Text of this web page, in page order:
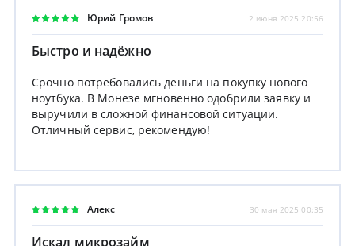
Юрий Громов 2 июня 2025 20:56
Быстро и надёжно
Срочно потребовались деньги на покупку нового
ноутбука. В Монезе мгновенно одобрили заявку и
выручили в сложной финансовой ситуации.
Отличный сервис, рекомендую!
Алекс 30 мая 2025 00:35
Искал микрозайм